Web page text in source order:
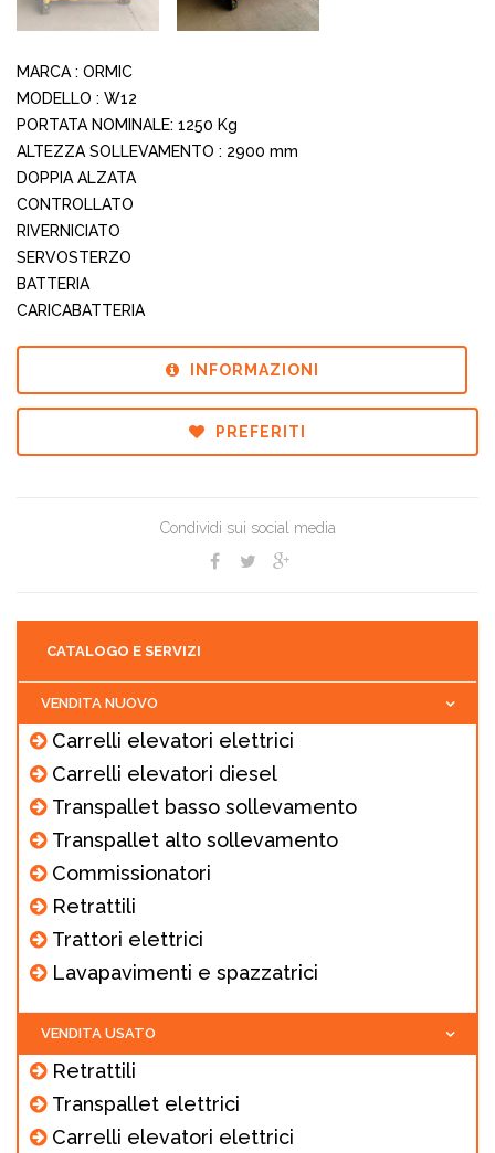
MARCA : ORMIC
MODELLO : W12
PORTATA NOMINALE: 1250 Kg
ALTEZZA SOLLEVAMENTO : 2900 mm
DOPPIA ALZATA
CONTROLLATO
RIVERNICIATO
SERVOSTERZO
BATTERIA
CARICABATTERIA
INFORMAZIONI
PREFERITI
Condividi sui social media
CATALOGO E SERVIZI
VENDITA NUOVO
Carrelli elevatori elettrici
Carrelli elevatori diesel
Transpallet basso sollevamento
Transpallet alto sollevamento
Commissionatori
Retrattili
Trattori elettrici
Lavapavimenti e spazzatrici
VENDITA USATO
Retrattili
Transpallet elettrici
Carrelli elevatori elettrici